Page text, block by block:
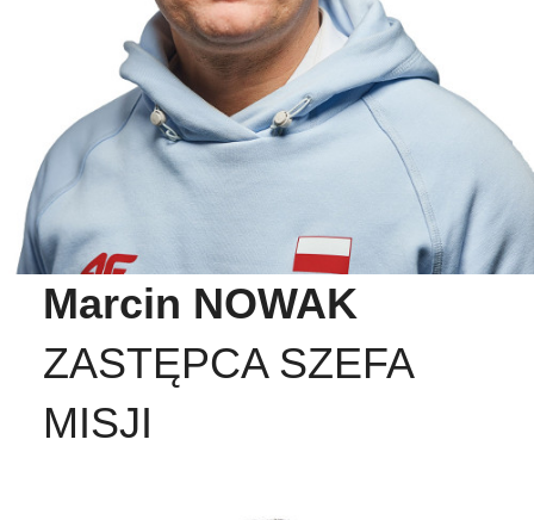
Marcin NOWAK
ZASTĘPCA SZEFA
MISJI